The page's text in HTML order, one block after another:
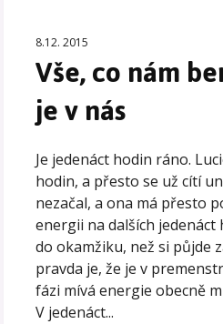
8.12. 2015
Vše, co nám
je v nás
Je jedenáct hodin ráno.
hodin, a přesto se už cítí
nezačal, a ona má přesto
energii na dalších
do okamžiku, než si půjde
pravda je, že je v
fázi mívá energie obecně
V jedenáct...